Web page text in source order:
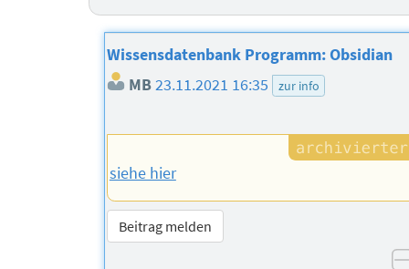
Wissensdatenbank Programm: Obsidian
MB23.11.2021 16:35 zur info
siehe hier
Beitrag melden